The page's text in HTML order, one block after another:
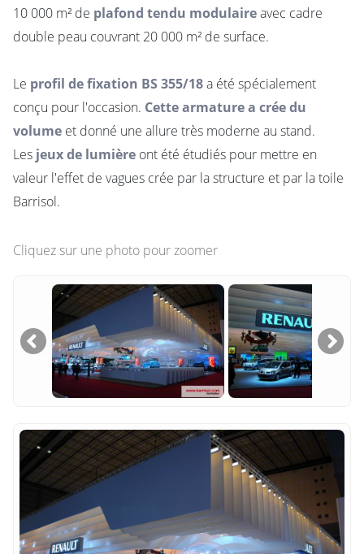
10 000 m² de plafond tendu modulaireavec cadre
double peau couvrant 20 000 m² de surface.
Le profil de fixation BS 355/18a été spécialement
conçu pour l'occasion. Cette armature a crée du
volume et donné une allure très moderne au stand.
Les jeux de lumière ont été étudiés pour mettre en
valeur l'effet de vagues crée par la structure et par la toile
Barrisol.
Cliquez sur une photo pour zoomer